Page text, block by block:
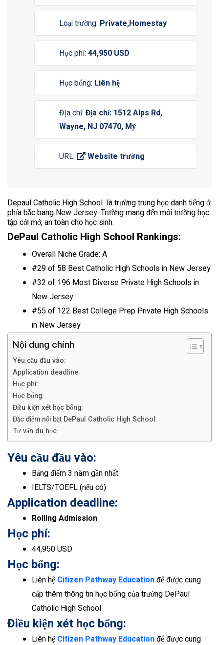
Loại trường: Private,Homestay
Học phí: 44,950 USD
Học bổng: Liên hệ
Địa chỉ:Địa chỉ: 1512 Alps Rd,
Wayne, NJ 07470, Mỹ
URL: Website trường
Depaul Catholic High School là trường trung học danh tiếng ở
phía bắc bang New Jersey. Trường mang đến môi trường học
tập cởi mở, an toàn cho học sinh.
DePaul Catholic High School Rankings:
Overall Niche Grade: A
#29of 58 Best Catholic High Schools in New Jersey
#32 of 196 Most Diverse Private High Schools in
New Jersey
#55of 122 Best College Prep Private High Schools
in New Jersey
Nội dung chính
Yêu cầu đầu vào:
Application deadline:
Học phí:
Học bổng:
Điều kiện xét học bổng:
Đặc điểm nổi bật DePaul Catholic High School:
Tư vấn du học
Yêu cầu đầu vào:
Bảng điểm 3 năm gần nhất
IELTS/TOEFL (nếu có)
Application deadline:
Rolling Admission
Học phí:
44,950 USD
Học bổng:
Liên hệ Citizen Pathway Educationđể được cung
cấp thêm thông tin học bổng của trường DePaul
Catholic High School
Điều kiện xét học bổng:
Liên hệ Citizen Pathway Educationđể được cung